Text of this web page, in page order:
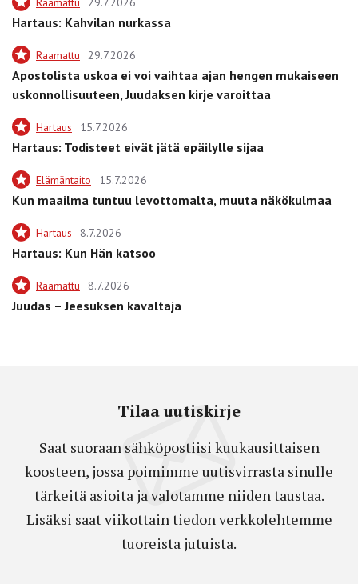
Hartaus: Kahvilan nurkassa
Raamattu 29.7.2026
Apostolista uskoa ei voi vaihtaa ajan hengen mukaiseen
uskonnollisuuteen, Juudaksen kirje varoittaa
Hartaus 15.7.2026
Hartaus: Todisteet eivät jätä epäilylle sijaa
Elämäntaito 15.7.2026
Kun maailma tuntuu levottomalta, muuta näkökulmaa
Hartaus 8.7.2026
Hartaus: Kun Hän katsoo
Raamattu 8.7.2026
Juudas – Jeesuksen kavaltaja
Tilaa uutiskirje
Saat suoraan sähköpostiisi kuukausittaisen
koosteen, jossa poimimme uutisvirrasta sinulle
tärkeitä asioita ja valotamme niiden taustaa.
Lisäksi saat viikottain tiedon verkkolehtemme
tuoreista jutuista.